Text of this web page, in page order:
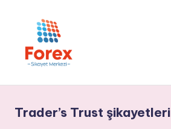
Trader’s Trust şikayetleri